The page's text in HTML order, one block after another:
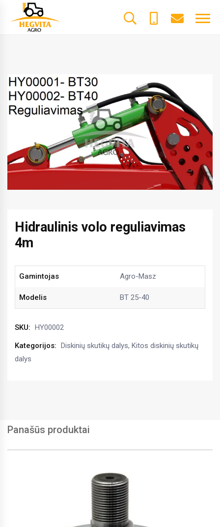
Hidraulinis volo reguliavimas
4m
Gamintojas Agro-Masz
Modelis BT 25-40
SKU: HY00002
Kategorijos: Diskinių skutikų dalys, Kitos diskinių skutikų
dalys
Panašūs produktai